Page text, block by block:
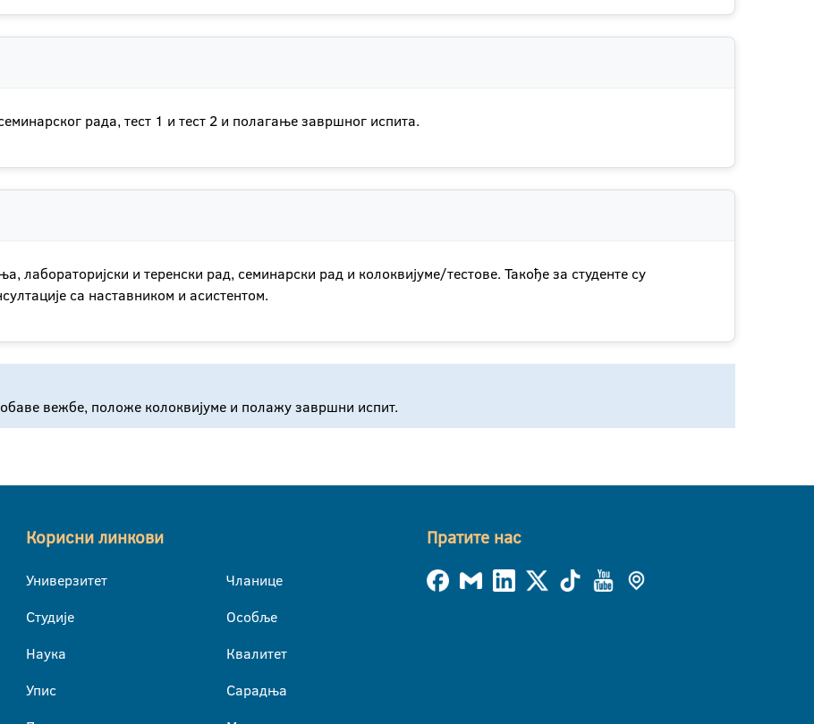
рада, тест 1 и тест 2 и полагање завршног испита.
лабораторијски и теренски рад, семинарски рад и колоквијуме/тестове. Такође за студенте су
са наставником и асистентом.
вежбе, положе колоквијуме и полажу завршни испит.
Корисни линкови
Универзитет
Студије
Наука
Упис
Чланице
Особље
Квалитет
Сарадња
Пратите нас